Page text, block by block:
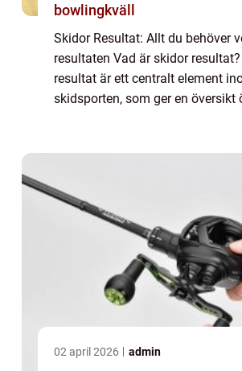
bowlingkväll
Skidor Resultat: Allt du behöver
resultaten Vad är skidor
resultat är ett centralt element
skidsporten, som ger en översikt
02 april 2026 admin